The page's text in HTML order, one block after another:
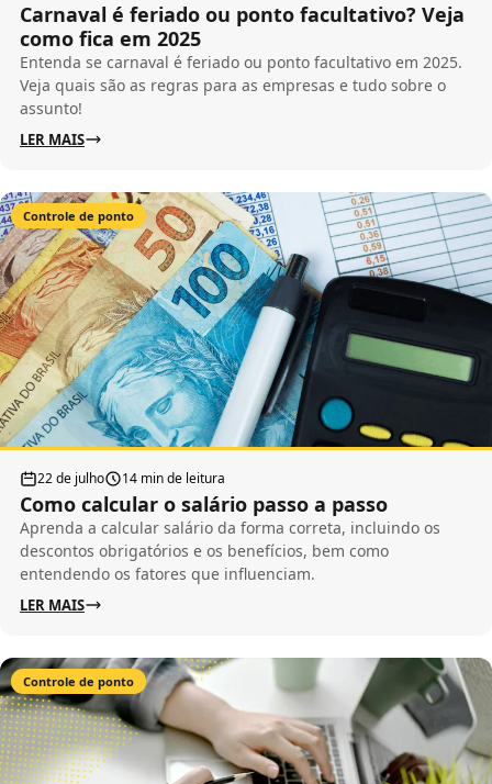
Carnaval é feriado ou ponto facultativo? Veja
como fica em 2025
Entenda se carnaval é feriado ou ponto facultativo em 2025.
Veja quais são as regras para as empresas e tudo sobre o
assunto!
LER MAIS
Controle de ponto
22 de julho 14 min de leitura
Como calcular o salário passo a passo
Aprenda a calcular salário da forma correta, incluindo os
descontos obrigatórios e os benefícios, bem como
entendendo os fatores que influenciam.
LER MAIS
Controle de ponto